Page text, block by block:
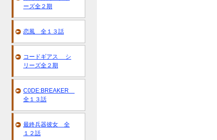
ーズ全２期
恋風 全１３話
コードギアス シ
リーズ全２期
C0DE:BREAKER
全１３話
最終兵器彼女 全
１２話